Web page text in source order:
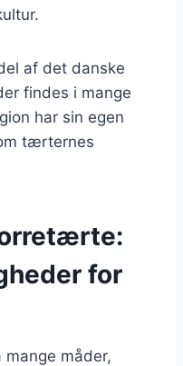
af det danske
findes i mange
har sin egen
tærternes
for
måder,